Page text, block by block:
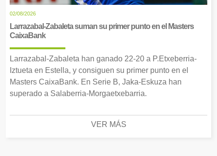
02/08/2026
Larrazabal-Zabaleta suman su primer punto en el Masters
CaixaBank
Larrazabal-Zabaleta han ganado 22-20 a P.Etxeberria-
Iztueta en Estella, y consiguen su primer punto en el
Masters CaixaBank. En Serie B, Jaka-Eskuza han
superado a Salaberria-Morgaetxebarria.
VER MÁS